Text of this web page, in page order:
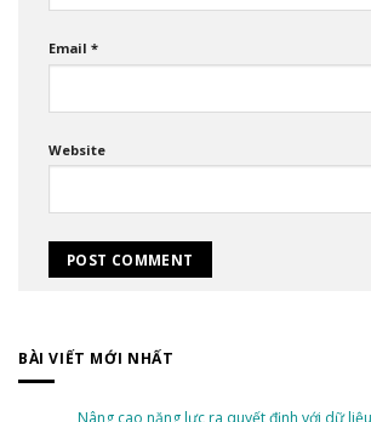
Email *
Website
BÀI VIẾT MỚI NHẤT